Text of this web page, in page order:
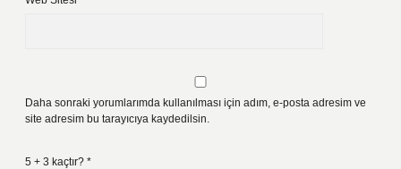
Daha sonraki yorumlarımda kullanılması için adım, e-posta adresim ve
site adresim bu tarayıcıya kaydedilsin.
5 + 3 kaçtır? *